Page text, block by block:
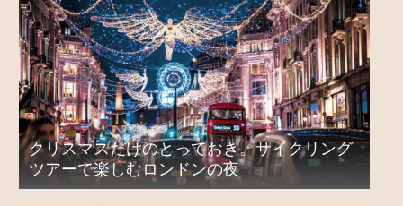
クリスマスだけのとっておき。サイクリング
ツアーで楽しむロンドンの夜